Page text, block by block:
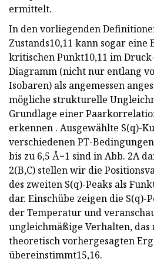
ermittelt.
In den vorliegenden
Zustands10,11 kann sogar eine
kritischen Punkt10,11 im
Diagramm (nicht nur entlang
Isobaren) als angemessen
mögliche strukturelle
Grundlage einer
erkennen . Ausgewählte S(q)-
verschiedenen PT-
bis zu 6,5 Å−1 sind in Abb. 2A
2(B,C) stellen wir die
des zweiten S(q)-Peaks als
dar. Einschübe zeigen die S(q)-
der Temperatur und
ungleichmäßige Verhalten,
theoretisch vorhergesagten
übereinstimmt15,16.